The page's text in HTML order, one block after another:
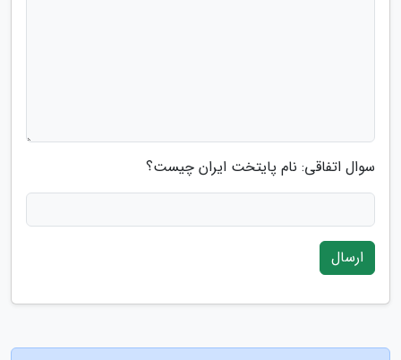
سوال اتفاقی: نام پایتخت ایران چیست؟
ارسال